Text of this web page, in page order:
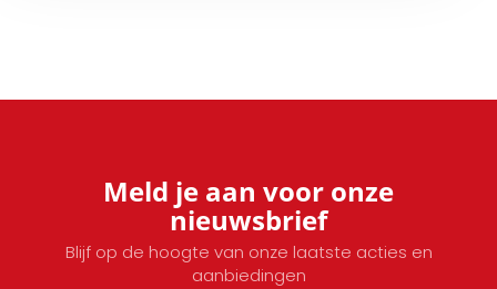
Meld je aan voor onze
nieuwsbrief
Blijf op de hoogte van onze laatste acties en
aanbiedingen